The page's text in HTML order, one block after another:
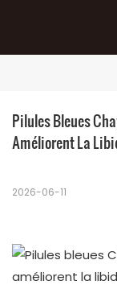
Pilules Bleues
Améliorent La
2026-06-11